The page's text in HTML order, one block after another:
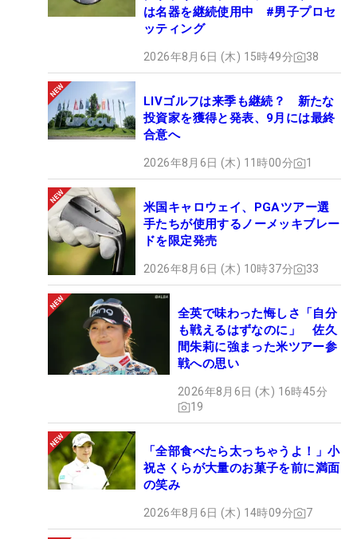
は名器を継続使用中 #男子プロセ
ッティング
2026年8月6日 (木) 15時49分 38
LIVゴルフは来季も継続？ 新たな
投資家を獲得と発表、9月には最終
合意へ
2026年8月6日 (木) 11時00分 1
米国キャロウェイ、PGAツアー選
手たちが使用するノーメッキブレー
ドを限定発売
2026年8月6日 (木) 10時37分 33
全英で味わった悔しさ「自分
も戦えるはずなのに」 佐久
間朱莉に強まった米ツアー参
戦への思い
2026年8月6日 (木) 16時45分
19
「全部食べたら太っちゃうよ！」小
祝さくらが大量のお菓子を前に満面
の笑み
2026年8月6日 (木) 14時09分 7